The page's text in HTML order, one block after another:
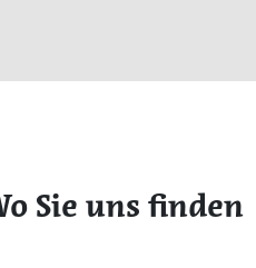
Sie uns finden